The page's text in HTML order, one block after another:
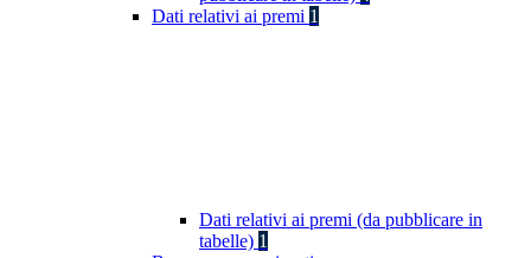
Dati relativi ai premi 1
Dati relativi ai premi (da pubblicare in
tabelle) 1